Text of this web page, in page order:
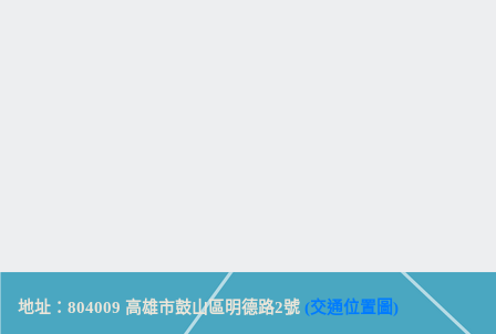
地址：804009 高雄市鼓山區明德路2號 (交通位置圖)